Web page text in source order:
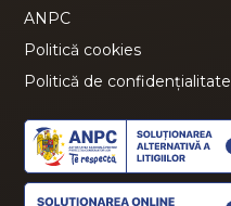
ANPC
Politică cookies
Politică de confidențialitate